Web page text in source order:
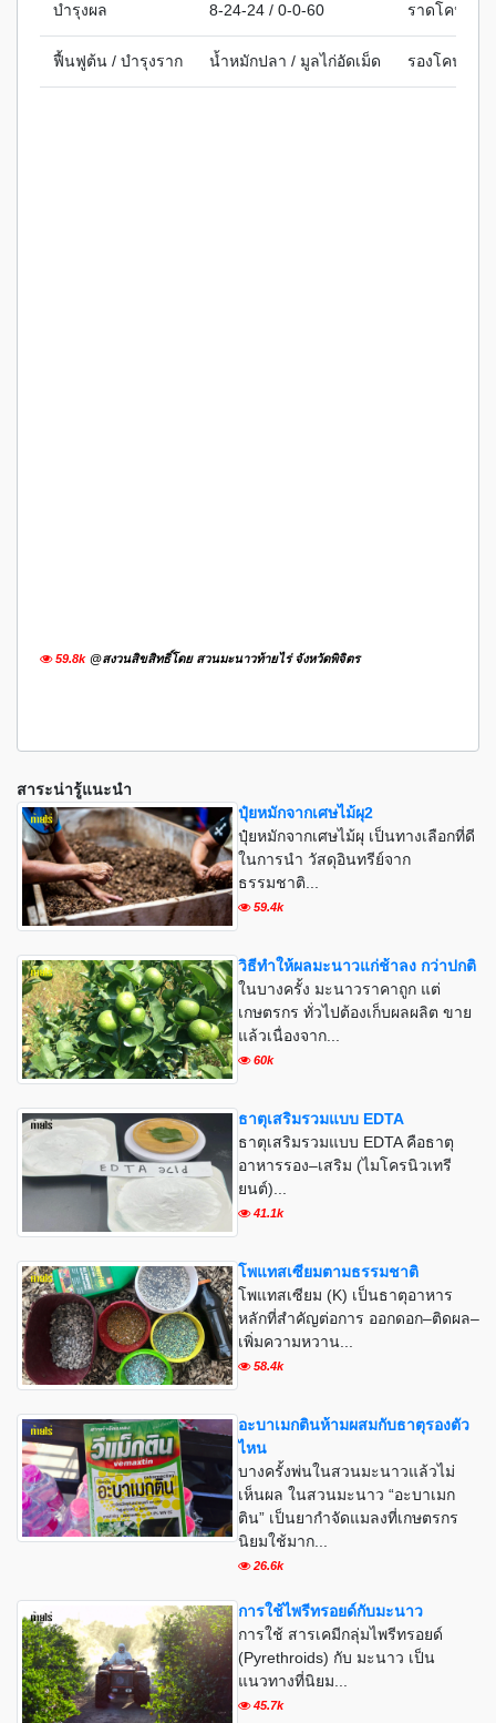
บำรุงผล 8-24-24 / 0-0-60 ราดโคน / พ่
ฟื้นฟูต้น / บำรุงราก น้ำหมักปลา / มูลไก่อัดเม็ด รองโคน / ผ
59.8k @สงวนสิขสิทธิ์โดย สวนมะนาวท้ายไร่ จังหวัดพิจิตร
สาระน่ารู้แนะนำ
ปุ๋ยหมักจากเศษไม้ผุ2
ปุ๋ยหมักจากเศษไม้ผุ เป็นทางเลือกที่ดี
ในการนำ วัสดุอินทรีย์จาก
ธรรมชาติ...
59.4k
วิธีทำให้ผลมะนาวแก่ช้าลง กว่าปกติ
ในบางครั้ง มะนาวราคาถูก แต่
เกษตรกร ทั่วไปต้องเก็บผลผลิต ขาย
แล้วเนื่องจาก...
60k
ธาตุเสริมรวมแบบ EDTA
ธาตุเสริมรวมแบบ EDTA คือธาตุ
อาหารรอง–เสริม (ไมโครนิวเทรี
ยนต์)...
41.1k
โพแทสเซียมตามธรรมชาติ
โพแทสเซียม (K) เป็นธาตุอาหาร
หลักที่สำคัญต่อการ ออกดอก–ติดผล–
เพิ่มความหวาน...
58.4k
อะบาเมกตินห้ามผสมกับธาตุรองตัว
ไหน
บางครั้งพ่นในสวนมะนาวแล้วไม่
เห็นผล ในสวนมะนาว “อะบาเมก
ติน” เป็นยากำจัดแมลงที่เกษตรกร
นิยมใช้มาก...
26.6k
การใช้ไพรีทรอยด์กับมะนาว
การใช้ สารเคมีกลุ่มไพรีทรอยด์
(Pyrethroids) กับ มะนาว เป็น
แนวทางที่นิยม...
45.7k